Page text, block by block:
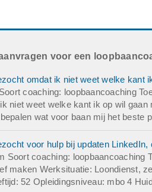
Deadline: Graag zo
voor een
omdat ik niet weet welke kant
coaching: loopbaancoaching
niet weet welke kant ik op wil
wat voor baan mij het beste
voor hulp bij updaten
Soort coaching: loopbaancoaching
maken Werksituatie: Loondienst,
52 Opleidingsniveau: mbo 4